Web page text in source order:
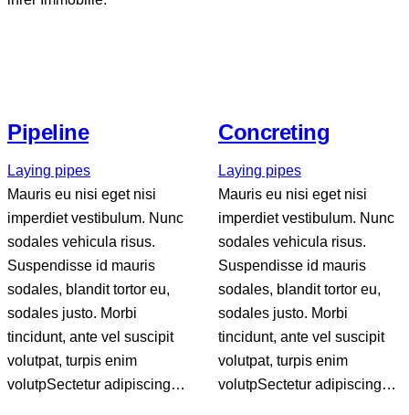
Pipeline
Laying pipes
Mauris eu nisi eget nisi
imperdiet vestibulum. Nunc
sodales vehicula risus.
Suspendisse id mauris
sodales, blandit tortor eu,
sodales justo. Morbi
tincidunt, ante vel suscipit
volutpat, turpis enim
volutpSectetur adipiscing…
Concreting
Laying pipes
Mauris eu nisi eget nisi
imperdiet vestibulum. Nunc
sodales vehicula risus.
Suspendisse id mauris
sodales, blandit tortor eu,
sodales justo. Morbi
tincidunt, ante vel suscipit
volutpat, turpis enim
volutpSectetur adipiscing…